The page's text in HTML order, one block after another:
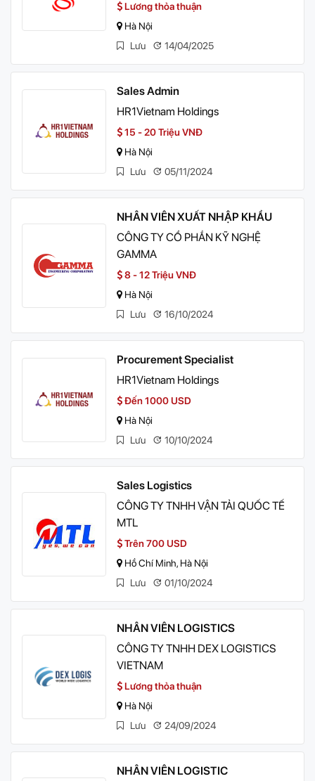
Lương thỏa thuận
Hà Nội
Lưu
14/04/2025
Sales Admin
HR1Vietnam Holdings
15 - 20 Triệu VNĐ
Hà Nội
Lưu
05/11/2024
NHÂN VIÊN XUẤT NHẬP KHẨU
CÔNG TY CỔ PHẦN KỸ NGHỆ
GAMMA
8 - 12 Triệu VNĐ
Hà Nội
Lưu
16/10/2024
Procurement Specialist
HR1Vietnam Holdings
Đến 1000 USD
Hà Nội
Lưu
10/10/2024
Sales Logistics
CÔNG TY TNHH VẬN TẢI QUỐC TẾ
MTL
Trên 700 USD
Hồ Chí Minh, Hà Nội
Lưu
01/10/2024
NHÂN VIÊN LOGISTICS
CÔNG TY TNHH DEX LOGISTICS
VIETNAM
Lương thỏa thuận
Hà Nội
Lưu
24/09/2024
NHÂN VIÊN LOGISTIC